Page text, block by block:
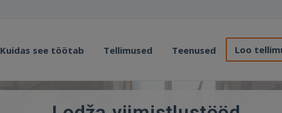
Kuidas see töötab Tellimused Teenused Loo